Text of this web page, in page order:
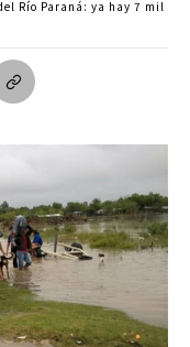
Río Paraná: ya hay 7 mil